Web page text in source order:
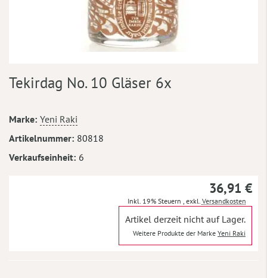
Anfang
springen
Tekirdag No. 10 Gläser 6x
Mehr
Informationen
Marke Yeni Raki
Artikelnummer 80818
Verkaufseinheit 6
36,91 €
Inkl. 19% Steuern exkl. Versandkosten
Artikel derzeit nicht auf Lager.
Weitere Produkte der Marke Yeni Raki